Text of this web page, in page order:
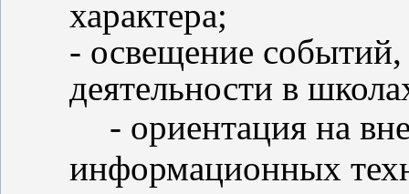
характера;
- освещение
деятельности в
- ориентация на
информационных